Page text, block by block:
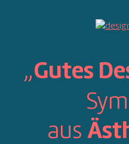
„Gutes
aus